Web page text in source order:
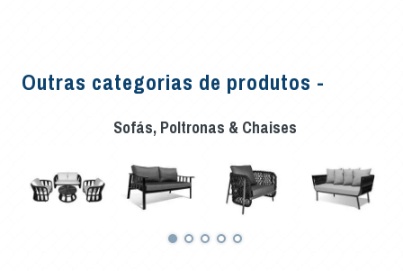
Outras categorias de produtos -
Sofás, Poltronas & Chaises